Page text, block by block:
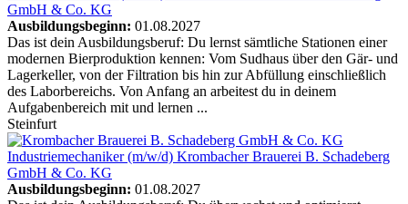
GmbH & Co. KG
Ausbildungsbeginn: 01.08.2027
Das ist dein Ausbildungsberuf: Du lernst sämtliche Stationen einer
modernen Bierproduktion kennen: Vom Sudhaus über den Gär- und
Lagerkeller, von der Filtration bis hin zur Abfüllung einschließlich
des Laborbereichs. Von Anfang an arbeitest du in deinem
Aufgabenbereich mit und lernen ...
Steinfurt
Industriemechaniker (m/w/d) Krombacher Brauerei B. Schadeberg
GmbH & Co. KG
Ausbildungsbeginn: 01.08.2027